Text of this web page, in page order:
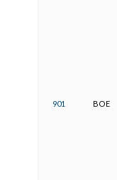
901 BOE